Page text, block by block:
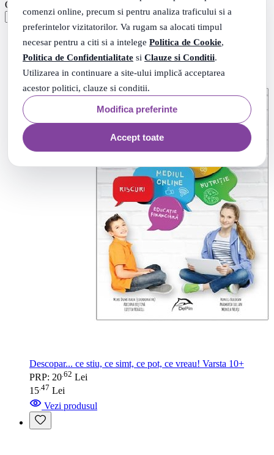
comenzi online, precum si pentru analiza traficului si a
preferintelor vizitatorilor. Va rugam sa alocati timpul
necesar pentru a citi si a intelege Politica de Cookie,
Politica de Confidentialitate si Clauze si Conditii.
Utilizarea in continuare a site-ului implică acceptarea
acestor politici, clauze si conditii.
Modifica preferinte
Accept toate
Ordonare Ordonare:
Descopar... ce stiu, ce simt, ce pot, ce vreau! Varsta 10+
PRP: 20 62 Lei
15 47 Lei
Vezi produsul